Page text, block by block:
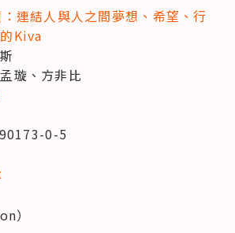
連結人與人之間夢想、希望、行
Kiva
璇、方非比
0-5
）